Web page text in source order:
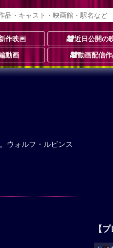
作映画 近日公開の
動画 動画配信
ウォルフ・ルビンス
【